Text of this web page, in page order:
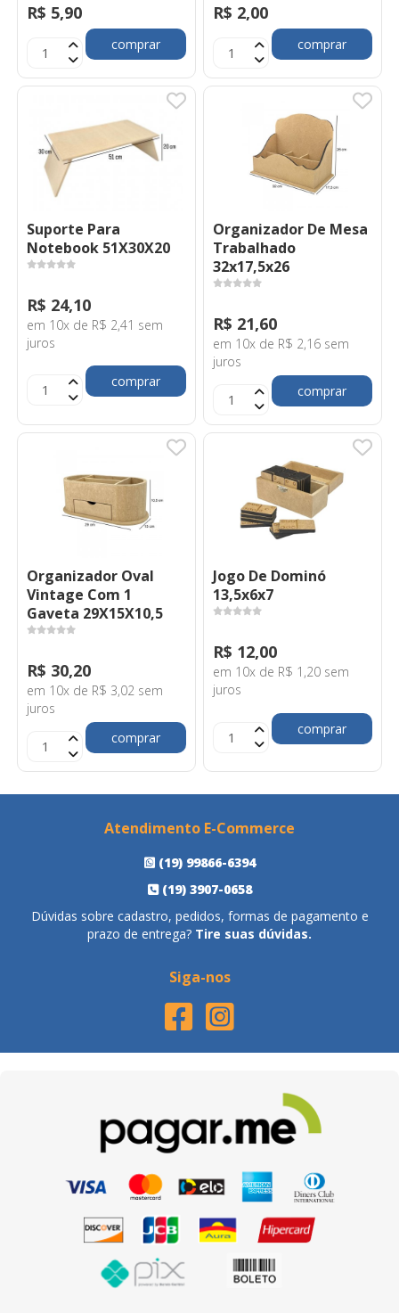
R$ 5,90
comprar
R$ 2,00
comprar
Suporte Para
Notebook 51X30X20
R$ 24,10
em 10x de R$ 2,41 sem
juros
comprar
Organizador De Mesa
Trabalhado
32x17,5x26
R$ 21,60
em 10x de R$ 2,16 sem
juros
comprar
Organizador Oval
Vintage Com 1
Gaveta 29X15X10,5
R$ 30,20
em 10x de R$ 3,02 sem
juros
comprar
Jogo De Dominó
13,5x6x7
R$ 12,00
em 10x de R$ 1,20 sem
juros
comprar
Atendimento E-Commerce
(19) 99866-6394
(19) 3907-0658
Dúvidas sobre cadastro, pedidos, formas de pagamento e
prazo de entrega? Tire suas dúvidas.
Siga-nos